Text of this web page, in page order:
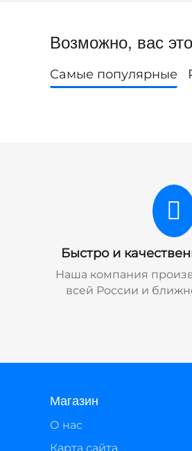
Возможно, вас
Самые популярные
Быстро и
Наша компания
всей России и
Магазин
О нас
Карта сайта